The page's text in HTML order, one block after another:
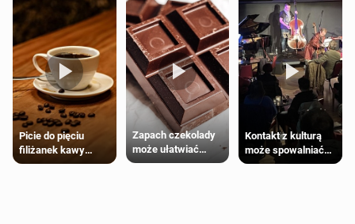
Picie do pięciu
filiżanek kawy
dziennie jest
Zapach czekolady
może ułatwiać
trening siłowy
Kontakt z kulturą
może spowalniać
starzenie